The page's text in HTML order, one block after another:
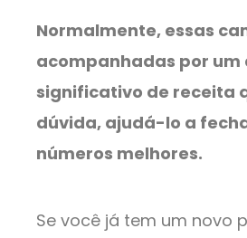
Normalmente, essas
acompanhadas por um
significativo de receita
dúvida, ajudá-lo a
números melhores.
Se você já tem um novo